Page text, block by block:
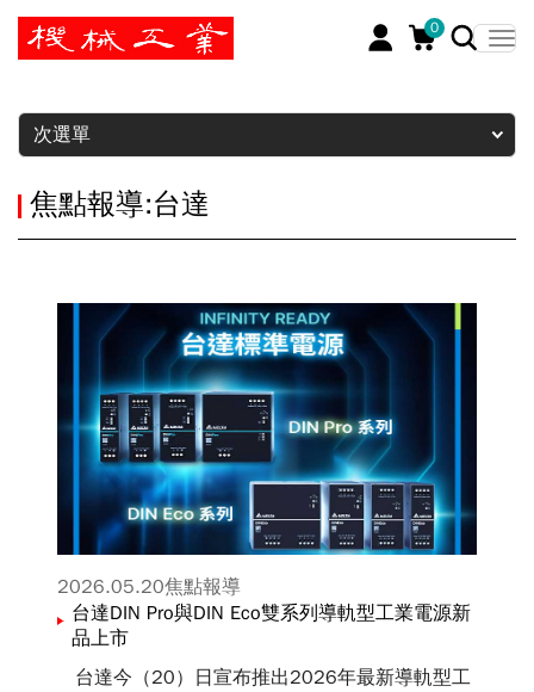
0
暫停
次選單
焦點報導:台達
2026.05.20焦點報導
台達DIN Pro與DIN Eco雙系列導軌型工業電源新
品上市
台達今（20）日宣布推出2026年最新導軌型工